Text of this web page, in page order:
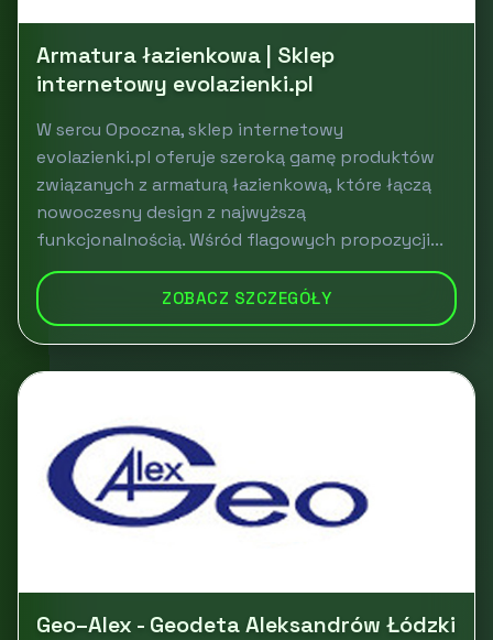
Armatura łazienkowa | Sklep
internetowy evolazienki.pl
W sercu Opoczna, sklep internetowy
evolazienki.pl oferuje szeroką gamę produktów
związanych z armaturą łazienkową, które łączą
nowoczesny design z najwyższą
funkcjonalnością. Wśród flagowych propozycji...
ZOBACZ SZCZEGÓŁY
Geo–Alex - Geodeta Aleksandrów Łódzki